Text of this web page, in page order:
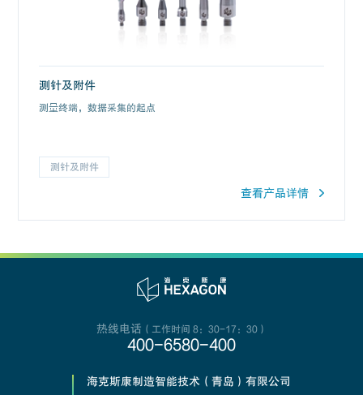
测针及附件
测量终端，数据采集的起点
测针及附件
查看产品详情
热线电话 （工作时间 8：30-17：30）
400-6580-400
海克斯康制造智能技术（青岛）有限公司